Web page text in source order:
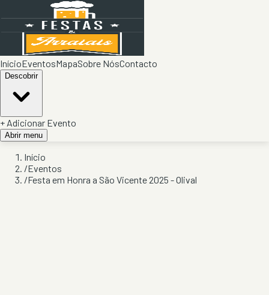
InícioEventosMapaSobre NósContacto
Descobrir
+ Adicionar Evento
Abrir menu
Início
/Eventos
/Festa em Honra a São Vicente 2025 - Olival